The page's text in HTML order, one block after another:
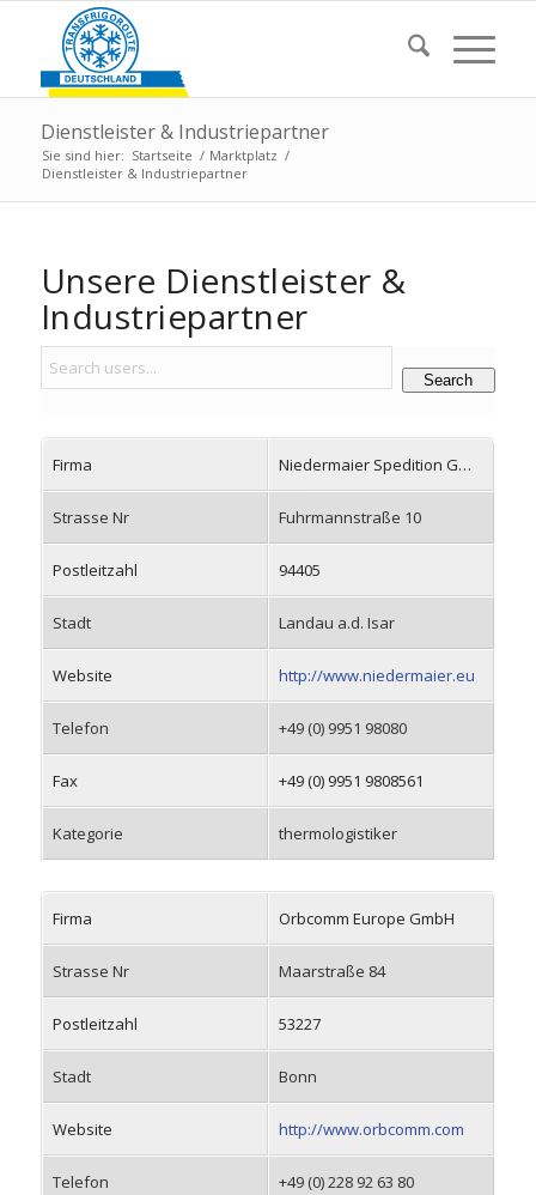
Dienstleister & Industriepartner
Sie sind hier: Startseite / Marktplatz /
Dienstleister & Industriepartner
Unsere Dienstleister &
Industriepartner
Search
Firma Niedermaier Spedition GmbH
Strasse Nr Fuhrmannstraße 10
Postleitzahl 94405
Stadt Landau a.d. Isar
Website http://www.niedermaier.eu
Telefon +49 (0) 9951 98080
Fax +49 (0) 9951 9808561
Kategorie thermologistiker
Firma Orbcomm Europe GmbH
Strasse Nr Maarstraße 84
Postleitzahl 53227
Stadt Bonn
Website http://www.orbcomm.com
Telefon +49 (0) 228 92 63 80